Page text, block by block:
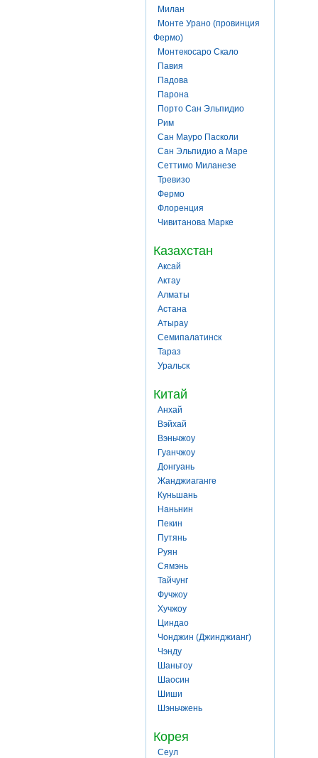
Милан
Монте Урано (провинция
Фермо)
Монтекосаро Скало
Павия
Падова
Парона
Порто Сан Эльпидио
Рим
Сан Мауро Пасколи
Сан Эльпидио а Маре
Сеттимо Миланезе
Тревизо
Фермо
Флоренция
Чивитанова Марке
Казахстан
Аксай
Актау
Алматы
Астана
Атырау
Семипалатинск
Тараз
Уральск
Китай
Анхай
Вэйхай
Вэньчжоу
Гуанчжоу
Донгуань
Жанджиаганге
Куньшань
Наньнин
Пекин
Путянь
Руян
Сямэнь
Тайчунг
Фучжоу
Хучжоу
Циндао
Чонджин (Джинджианг)
Чэнду
Шаньтоу
Шаосин
Шиши
Шэньчжень
Корея
Сеул